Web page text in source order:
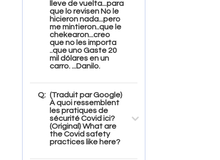
lleve de vuelta...para
que lo revisen No le
hicieron nada...pero
me mintieron..que le
chekearon...creo
que no les importa
..que uno Gaste 20
mil dólares en un
carro. ...Danilo.
Q: (Traduit par Google)
À quoi ressemblent
les pratiques de
sécurité Covid ici?
(Original) What are
the Covid safety
practices like here?